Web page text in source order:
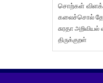
சொற்கள்
கலைச்சொல்
சுரதா
திருக்குறள்